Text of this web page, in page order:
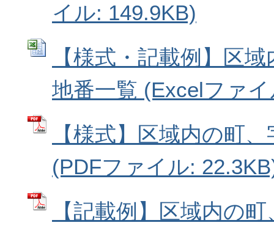
イル: 149.9KB)
【様式・記載例】区
地番一覧 (Excelファ
【様式】区域内の町
(PDFファイル:
【記載例】区域内の